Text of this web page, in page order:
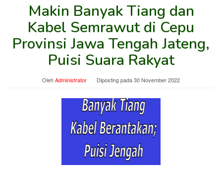
Makin Banyak Tiang dan
Kabel Semrawut di Cepu
Provinsi Jawa Tengah Jateng,
Puisi Suara Rakyat
OlehAdministrator Diposting pada30 November 2022